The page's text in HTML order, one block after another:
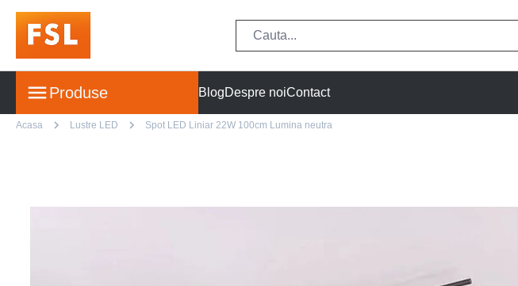
Produse BlogDespre noiContact
Acasa Lustre LED Spot LED Liniar 22W 100cm Lumina neutra